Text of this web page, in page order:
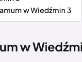
w Wiedźmin 3
w